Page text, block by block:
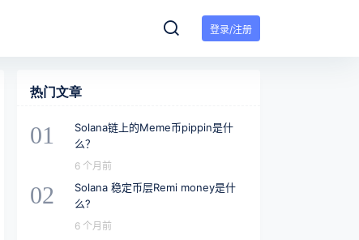
登录/注册
热门文章
01
Solana链上的Meme币pippin是什
么？
6 个月前
02
Solana 稳定币层Remi money是什
么?
6 个月前